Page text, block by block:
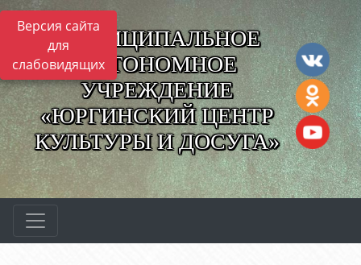
Версия сайта
для
слабовидящих
МУНИЦИПАЛЬНОЕ
АВТОНОМНОЕ
УЧРЕЖДЕНИЕ
«ЮРГИНСКИЙ ЦЕНТР
КУЛЬТУРЫ И ДОСУГА»